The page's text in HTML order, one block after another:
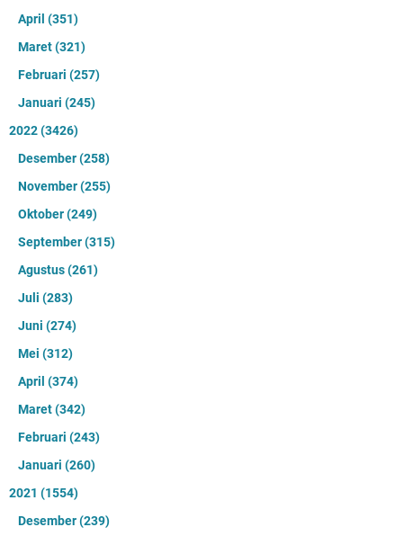
April (351)
Maret(321)
Februari (257)
Januari (245)
2022(3426)
Desember(258)
November(255)
Oktober(249)
September(315)
Agustus(261)
Juli (283)
Juni (274)
Mei (312)
April (374)
Maret(342)
Februari (243)
Januari (260)
2021 (1554)
Desember(239)